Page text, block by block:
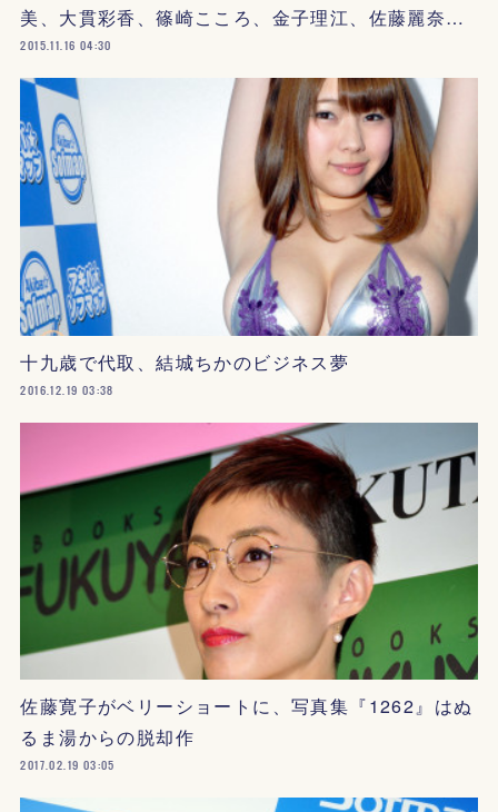
美、大貫彩香、篠崎こころ、金子理江、佐藤麗奈…
2015.11.16 04:30
十九歳で代取、結城ちかのビジネス夢
2016.12.19 03:38
佐藤寛子がベリーショートに、写真集『1262』はぬ
るま湯からの脱却作
2017.02.19 03:05